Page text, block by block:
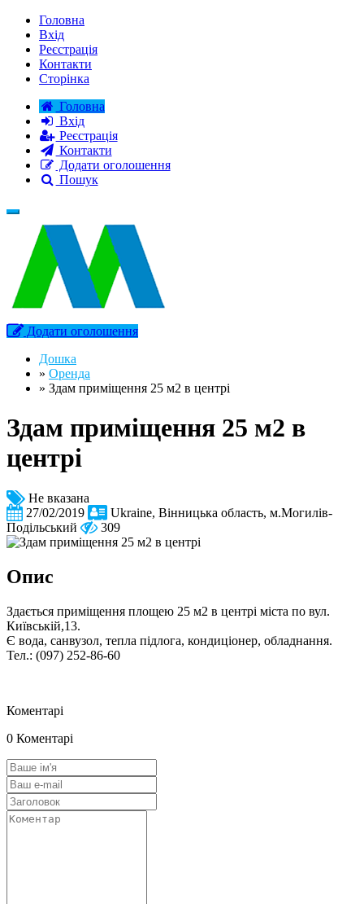
Головна
Вхід
Реєстрація
Контакти
Сторінка
Головна
Вхід
Реєстрація
Контакти
Додати оголошення
Пошук
Додати оголошення
Дошка
» Оренда
» Здам приміщення 25 м2 в центрі
Здам приміщення 25 м2 в
центрі
Не вказана
27/02/2019
Ukraine, Вінницька область, м.Могилів-
Подільський
309
Опис
Здається приміщення площею 25 м2 в центрі міста по вул.
Київській,13.
Є вода, санвузол, тепла підлога, кондиціонер, обладнання.
Тел.: (097) 252-86-60
Коментарі
0 Коментарі